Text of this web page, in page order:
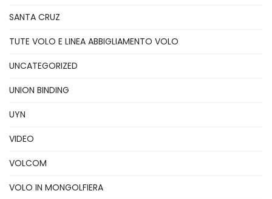
SANTA CRUZ
TUTE VOLO E LINEA ABBIGLIAMENTO VOLO
UNCATEGORIZED
UNION BINDING
UYN
VIDEO
VOLCOM
VOLO IN MONGOLFIERA